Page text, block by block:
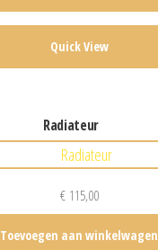
Quick View
radiateur
€115,00
Toevoegen aan winkelwagen